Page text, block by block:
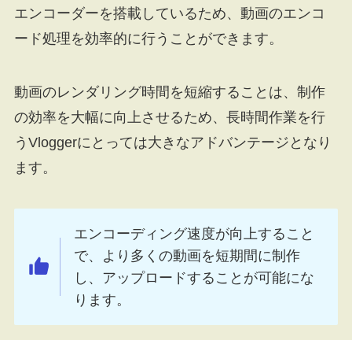
エンコーダーを搭載しているため、動画のエンコ
ード処理を効率的に行うことができます。
動画のレンダリング時間を短縮することは、制作
の効率を大幅に向上させるため、長時間作業を行
うVloggerにとっては大きなアドバンテージとなり
ます。
エンコーディング速度が向上すること
で、より多くの動画を短期間に制作
し、アップロードすることが可能にな
ります。